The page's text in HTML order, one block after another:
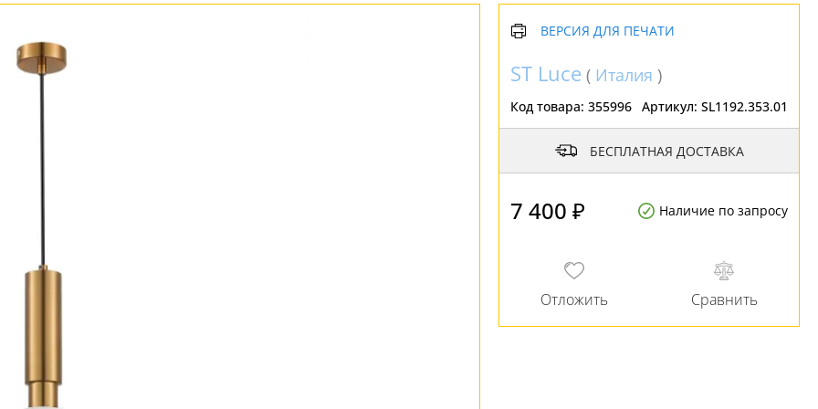
Хром
Черные
ВЕРСИЯ ДЛЯ ПЕЧАТИ
ST Luce ( Италия )
Код товара: 355996 Артикул: SL1192.353.01
БЕСПЛАТНАЯ ДОСТАВКА
7 400 ₽ Наличие по запросу